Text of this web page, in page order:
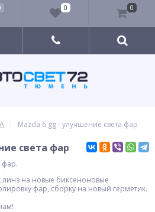
Mazda 6 gg - улучшение света фар
света фар
фар.
на новые биксеноновые
фар, сборку на новый герметик.
0 0